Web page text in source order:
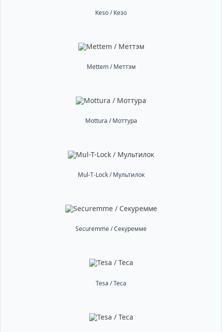
Keso / Кезо
Mettem / Меттэм
Mottura / Моттура
Mul-T-Lock / Мультилок
Securemme / Секуремме
Tesa / Теса